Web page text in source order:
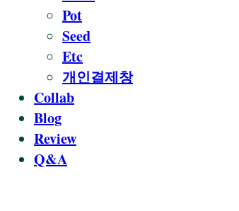
Pot
Seed
Etc
개인결제창
Collab
Blog
Review
Q&A